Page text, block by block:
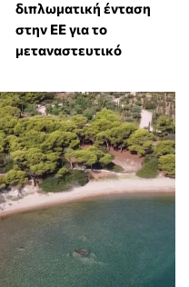
διπλωματική ένταση
στην ΕΕ για το
μεταναστευτικό